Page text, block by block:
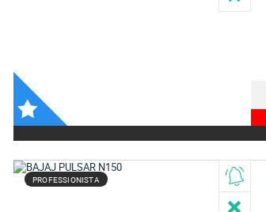
PROFESSIONISTA